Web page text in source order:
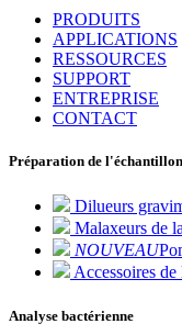
PRODUITS
APPLICATIONS
RESSOURCES
SUPPORT
ENTREPRISE
CONTACT
Préparation de l'échantillon
Dilueurs
Malaxeurs de
NOUVEAU
Accessoires
Analyse bactérienne